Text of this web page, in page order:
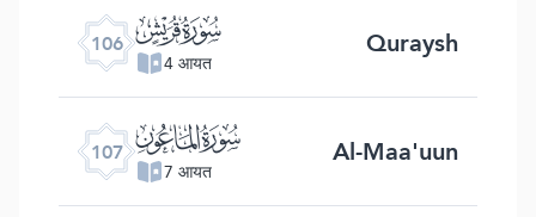
106 ﰗ
4 आयत Quraysh
107 ﰘ
7 आयत Al-Maa'uun